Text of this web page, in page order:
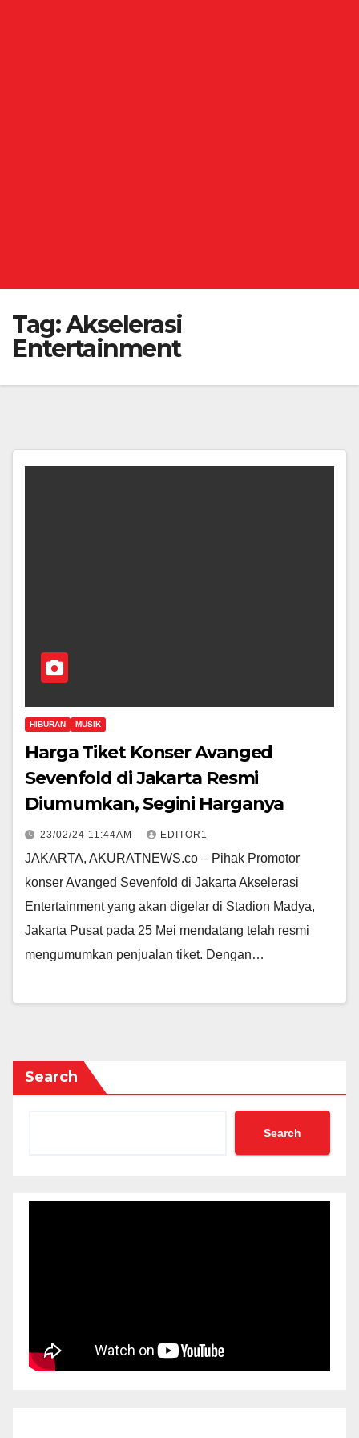
Tag:Akselerasi
Entertainment
HIBURAN MUSIK
Harga Tiket Konser Avanged
Sevenfold di Jakarta Resmi
Diumumkan, Segini Harganya
23/02/24 11:44AM EDITOR1
JAKARTA, AKURATNEWS.co – Pihak Promotor
konser Avanged Sevenfold di Jakarta Akselerasi
Entertainment yang akan digelar di Stadion Madya,
Jakarta Pusat pada 25 Mei mendatang telah resmi
mengumumkan penjualan tiket. Dengan…
Search
Search